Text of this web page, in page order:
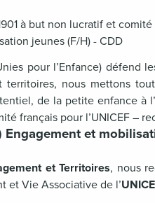
à but non lucratif et
jeunes (F/H) - CDD
pour l’Enfance) défend
territoires, nous mettons
de la petite enfance à
français pour l’UNICEF –
Engagement et
et Territoires, nous
et Vie Associative de l’